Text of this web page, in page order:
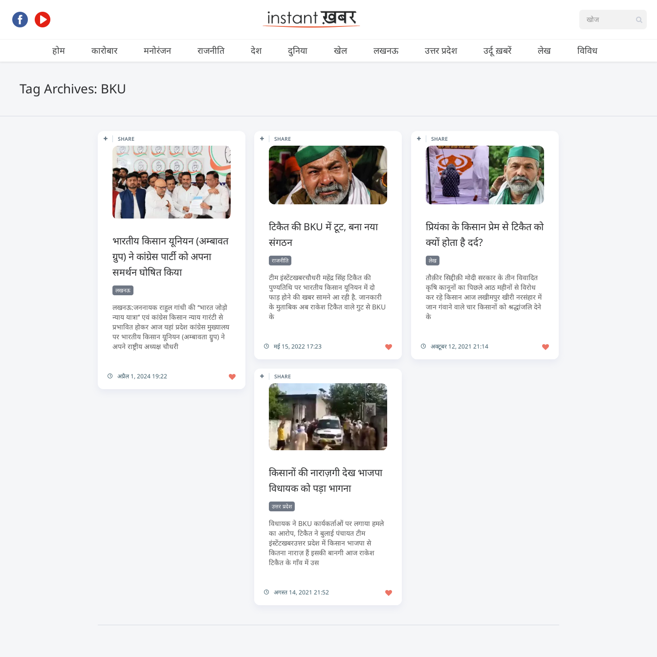
होम कारोबार मनोरंजन राजनीति देश दुनिया खेल लखनऊ उत्तर प्रदेश उर्दू ख़बरें लेख विविध
Tag Archives: BKU
SHARE
भारतीय किसान यूनियन (अम्बावत
ग्रुप) ने कांग्रेस पार्टी को अपना
समर्थन घोषित किया
लखनऊ
लखनऊ:जननायक राहुल गांधी की ‘‘भारत जोड़ो
न्याय यात्रा’’ एवं कांग्रेस किसान न्याय गारंटी से
प्रभावित होकर आज यहां प्रदेश कांग्रेस मुख्यालय
पर भारतीय किसान यूनियन (अम्बावता ग्र्रुप) ने
अपने राष्ट्रीय अध्यक्ष चौधरी
अप्रैल 1, 2024 19:22
SHARE
टिकैत की BKU में टूट, बना नया
संगठन
राजनीति
टीम इंस्टेंटखबरचौधरी महेंद्र सिंह टिकैत की
पुण्यतिथि पर भारतीय किसान यूनियन में दो
फाड़ होने की खबर सामने आ रही है. जानकारी
के मुताबिक अब राकेश टिकैत वाले गुट से BKU
के
मई 15, 2022 17:23
SHARE
प्रियंका के किसान प्रेम से टिकैत को
क्यों होता है दर्द?
लेख
तौक़ीर सिद्दीक़ी मोदी सरकार के तीन विवादित
कृषि कानूनों का पिछले आठ महीनों से विरोध
कर रहे किसान आज लखीमपुर खीरी नरसंहार में
जान गंवाने वाले चार किसानों को श्रद्धांजलि देने
के
अक्टूबर 12, 2021 21:14
SHARE
किसानों की नाराज़गी देख भाजपा
विधायक को पड़ा भागना
उत्तर प्रदेश
विधायक ने BKU कार्यकर्ताओं पर लगाया हमले
का आरोप, टिकैत ने बुलाई पंचायत टीम
इंस्टेंटखबरउत्तर प्रदेश में किसान भाजपा से
कितना नाराज़ हैं इसकी बानगी आज राकेश
टिकैत के गाँव में उस
अगस्त 14, 2021 21:52